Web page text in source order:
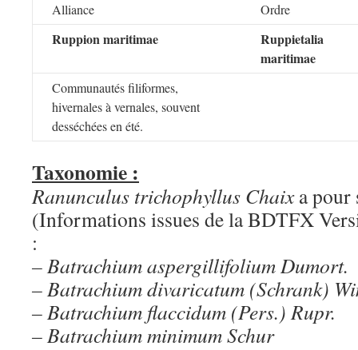
Alliance Ordre
Ruppion maritimae
Ruppietalia
maritimae
Communautés filiformes,
hivernales à vernales, souvent
desséchées en été.
Taxonomie :
Ranunculus trichophyllus Chaixa pour
(Informations issues de la BDTFX
:
– Batrachium aspergillifolium Dumort.
– Batrachium divaricatum (Schrank)
– Batrachium flaccidum (Pers.) Rupr.
– Batrachium minimum Schur